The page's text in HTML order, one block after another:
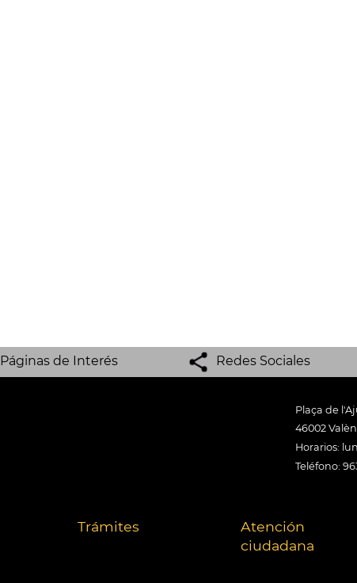
Páginas de Interés Redes Sociales
Plaça de
46002
Horarios:
Teléfono:
Trámites
Atención
ciudadana